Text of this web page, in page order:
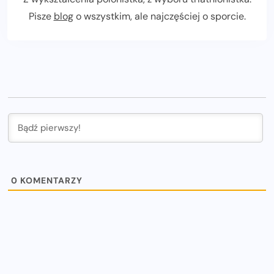
Pisze blogo wszystkim, ale najczęściej o sporcie.
0 KOMENTARZY